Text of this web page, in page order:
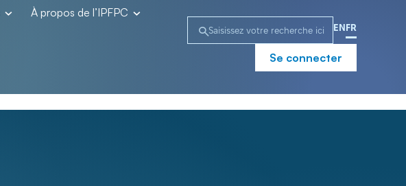
À propos de l’IPFPC
EN FR
Se connecter